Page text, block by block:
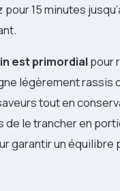
pour 15 minutes
est primordial pour
légèrement rassis
tout en
le trancher en
garantir un